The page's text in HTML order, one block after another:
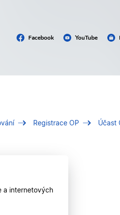
Facebook YouTube
Registrace OP Účast
a internetových